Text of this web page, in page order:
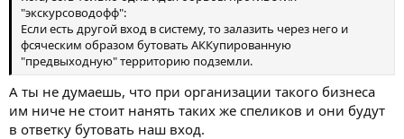
"экскурсоводофф":
Если есть другой вход в систему, то залазить через него и
фсяческим образом бутовать АККупированную
"предвыходную" территорию подземли.
А ты не думаешь, что при организации такого бизнеса
им ниче не стоит нанять таких же спеликов и они будут
в ответку бутовать наш вход.